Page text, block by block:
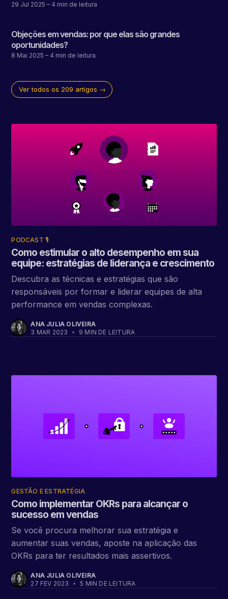
29 Jul 2025 – 4 min de leitura
Objeções em vendas: por que elas são grandes
oportunidades?
8 Mai 2025 – 4 min de leitura
Ver todos os 209 artigos →
PODCAST 🎙️
Como estimular o alto desempenho em sua
equipe: estratégias de liderança e crescimento
Descubra as técnicas e estratégias que são
responsáveis por formar e liderar equipes de alta
performance em vendas complexas.
ANA JULIA OLIVEIRA
3 MAR 2023
• 9 MIN DE LEITURA
GESTÃO E ESTRATÉGIA
Como implementar OKRs para alcançar o
sucesso em vendas
Se você procura melhorar sua estratégia e
aumentar suas vendas, aposte na aplicação das
OKRs para ter resultados mais assertivos.
ANA JULIA OLIVEIRA
27 FEV 2023
• 5 MIN DE LEITURA